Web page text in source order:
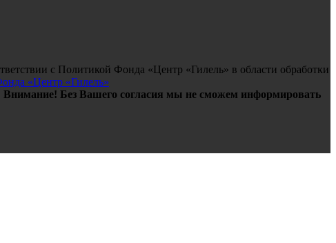
с Политикой Фонда «Центр «Гилель» в области обработки
«Центр «Гилель»
Внимание! Без Вашего согласия мы не сможем информировать